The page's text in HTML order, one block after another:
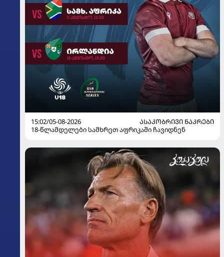
15:02/05-08-2026
ᲐᲡᲐᲙᲝᲑᲠᲘᲕᲘ ᲜᲐᲙᲠᲔᲑᲘ
18-წლამდელები სამხრეთ აფრიკაში ჩავიდნენ